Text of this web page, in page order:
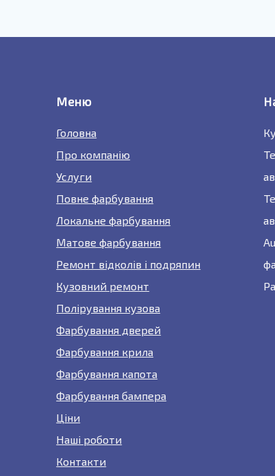
Меню
Головна
Про компанію
Услуги
Повне фарбування
Локальне фарбування
Матове фарбування
Ремонт відколів і подряпин
Кузовний ремонт
Полірування кузова
Фарбування дверей
Фарбування крила
Фарбування капота
Фарбування бампера
Ціни
Наші роботи
Контакти